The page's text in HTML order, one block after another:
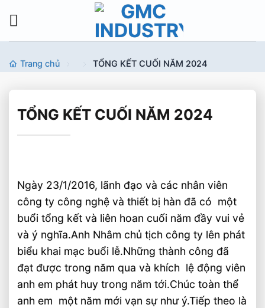
qua
nội
Trang chủ TỔNG KẾT CUỐI NĂM 2024
TỔNG KẾT CUỐI NĂM 2024
Ngày 23/1/2016, lãnh đạo và các nhân viên
công ty công nghệ và thiết bị hàn đã có một
buổi tổng kết và liên hoan cuối năm đầy vui vẻ
và ý nghĩa.Anh Nhâm chủ tịch công ty lên phát
biểu khai mạc buổi lễ.Những thành công đã
đạt được trong năm qua và khích lệ động viên
anh em phát huy trong năm tới.Chúc toàn thể
anh em một năm mới vạn sự như ý.Tiếp theo là